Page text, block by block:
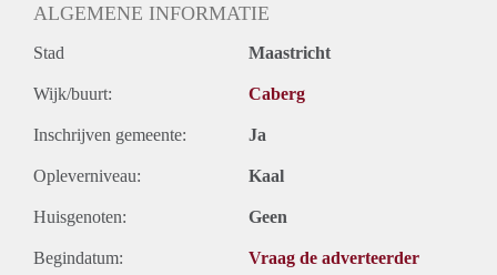
ALGEMENE INFORMATIE
Stad Maastricht
Wijk/buurt: Caberg
Inschrijven gemeente: Ja
Opleverniveau: Kaal
Huisgenoten: Geen
Begindatum: Vraag de adverteerder